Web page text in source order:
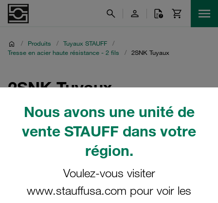
Nous avons une unité de
vente STAUFF dans votre
région.
Voulez-vous visiter
www.stauffusa.com pour voir les
/ Produits / Tuyaux STAUFF
/
Tresse en acier haute résistance - 2 fils
/ 2SNK Tuyaux
2SNK Tuyaux
Filtre / Tri
Tresse en acier haute résistance - 2 fils